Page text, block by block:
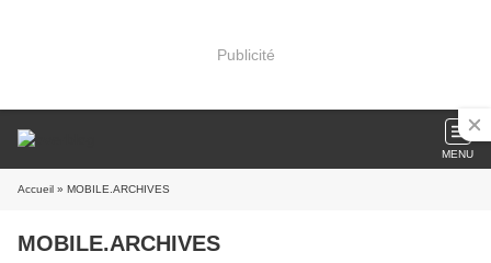
Publicité
MENU
Accueil » MOBILE.ARCHIVES
MOBILE.ARCHIVES